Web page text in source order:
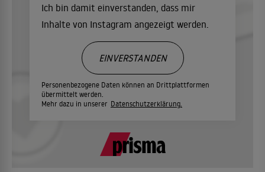
Ich bin damit einverstanden, dass mir
Inhalte von Instagram angezeigt werden.
Personenbezogene Daten können an Drittplattformen
übermittelt werden.
Mehr dazu in unserer Datenschutzerklärung.
EINVERSTANDEN